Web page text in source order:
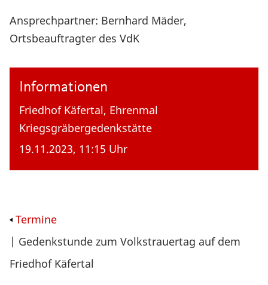
Ansprechpartner: Bernhard Mäder,
Ortsbeauftragter des VdK
Informationen
Friedhof Käfertal, Ehrenmal
Kriegsgräbergedenkstätte
19.11.2023, 11:15 Uhr
Termine
| Gedenkstunde zum Volkstrauertag auf dem
Friedhof Käfertal